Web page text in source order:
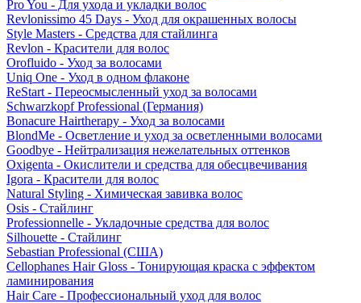
Pro You - Для ухода и укладки волос
Revlonissimo 45 Days - Уход для окрашенных волосы
Style Masters - Средства для стайлинга
Revlon - Красители для волос
Orofluido - Уход за волосами
Uniq One - Уход в одном флаконе
ReStart - Переосмысленный уход за волосами
Schwarzkopf Professional (Германия)
Bonacure Hairtherapy - Уход за волосами
BlondMe - Осветление и уход за осветленными волосами
Goodbye - Нейтрализация нежелательных оттенков
Oxigenta - Окислители и средства для обесцвечивания
Igora - Красители для волос
Natural Styling - Химическая завивка волос
Osis - Стайлинг
Professionnelle - Укладочные средства для волос
Silhouette - Стайлинг
Sebastian Professional (США)
Cellophanes Hair Gloss - Тонирующая краска с эффектом
ламинирования
Hair Care - Профессиональный уход для волос